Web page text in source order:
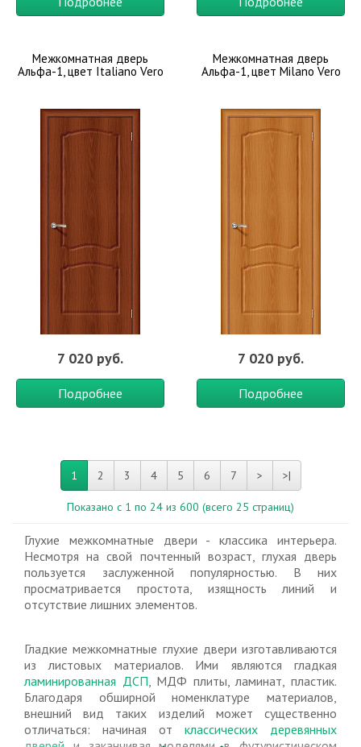
Межкомнатная дверь
Альфа-1, цвет Italiano Vero
7 020 руб.
Подробнее
Межкомнатная дверь
Альфа-1, цвет Milano Vero
7 020 руб.
Подробнее
1 2 3 4 5 6 7 > >|
Показано с 1 по 24 из 600 (всего 25 страниц)
Глухие межкомнатные двери - классика интерьера.
Несмотря на свой почтенный возраст, глухая дверь
пользуется заслуженной популярностью. В них
просматривается простота, изящность линий и
отсутствие лишних элементов.
Гладкие межкомнатные глухие двери изготавливаются
из листовых материалов. Ими являются гладкая
ламинированная ДСП, МДФ плиты, ламинат, пластик.
Благодаря обширной номенклатуре материалов,
внешний вид таких изделий может существенно
отличаться: начиная от классических деревянных